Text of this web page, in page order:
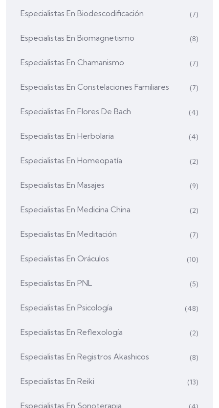
Especialistas En Biodescodificación (7)
Especialistas En Biomagnetismo (8)
Especialistas En Chamanismo (7)
Especialistas En Constelaciones Familiares (7)
Especialistas En Flores De Bach (4)
Especialistas En Herbolaria (4)
Especialistas En Homeopatía (2)
Especialistas En Masajes (9)
Especialistas En Medicina China (2)
Especialistas En Meditación (7)
Especialistas En Oráculos (10)
Especialistas En PNL (5)
Especialistas En Psicología (48)
Especialistas En Reflexología (2)
Especialistas En Registros Akashicos (8)
Especialistas En Reiki (13)
Especialistas En Sonoterapia